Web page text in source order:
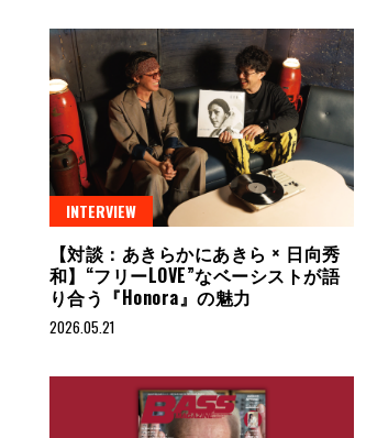
INTERVIEW
【対談：あきらかにあきら × 日向秀
和】“フリーLOVE”なベーシストが語
り合う『Honora』の魅力
2026.05.21